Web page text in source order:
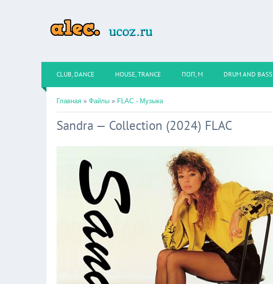
CLUB, DANCE HOUSE, TRANCE ПОП, М DRUM AND BASS
Главная » Файлы » FLAC - Музыка
Sandra — Collection (2024) FLAC